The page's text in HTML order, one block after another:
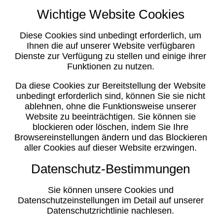
Wichtige Website Cookies
Diese Cookies sind unbedingt erforderlich, um
Ihnen die auf unserer Website verfügbaren
Dienste zur Verfügung zu stellen und einige ihrer
Funktionen zu nutzen.
Da diese Cookies zur Bereitstellung der Website
unbedingt erforderlich sind, können Sie sie nicht
ablehnen, ohne die Funktionsweise unserer
Website zu beeinträchtigen. Sie können sie
blockieren oder löschen, indem Sie Ihre
Browsereinstellungen ändern und das Blockieren
aller Cookies auf dieser Website erzwingen.
Datenschutz-Bestimmungen
Sie können unsere Cookies und
Datenschutzeinstellungen im Detail auf unserer
Datenschutzrichtlinie nachlesen.